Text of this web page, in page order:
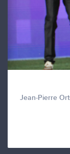
Jean-Pierre